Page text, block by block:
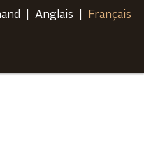
Anglais
Français